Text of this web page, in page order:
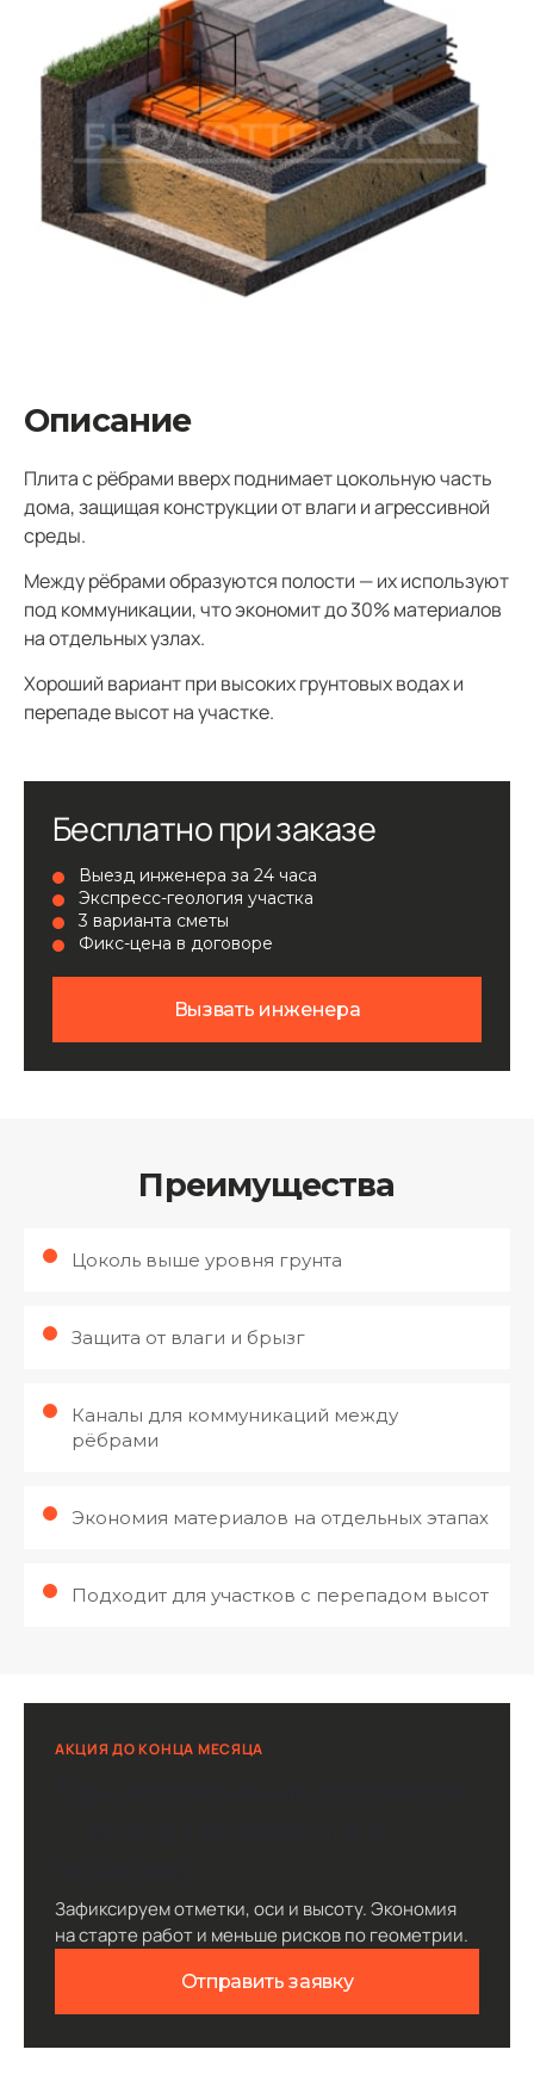
Описание
Плита с рёбрами вверх поднимает цокольную часть
дома, защищая конструкции от влаги и агрессивной
среды.
Между рёбрами образуются полости — их используют
под коммуникации, что экономит до 30% материалов
на отдельных узлах.
Хороший вариант при высоких грунтовых водах и
перепаде высот на участке.
Бесплатно при заказе
Выезд инженера за 24 часа
Экспресс-геология участка
3 варианта сметы
Фикс-цена в договоре
Вызвать инженера
Преимущества
Цоколь выше уровня грунта
Защита от влаги и брызг
Каналы для коммуникаций между
рёбрами
Экономия материалов на отдельных этапах
Подходит для участков с перепадом высот
АКЦИЯ ДО КОНЦА МЕСЯЦА
Зафиксируем отметки, оси и высоту. Экономия
на старте работ и меньше рисков по геометрии.
Отправить заявку